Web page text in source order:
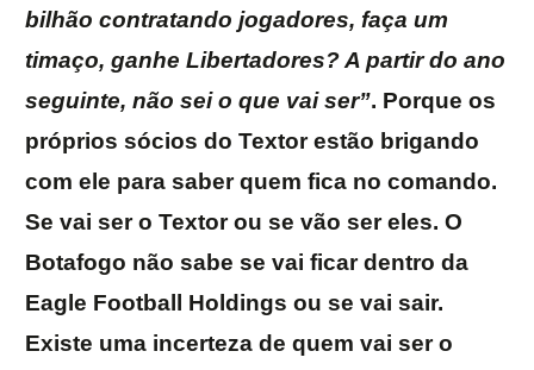
bilhão contratando jogadores, faça um
timaço, ganhe Libertadores? A partir do ano
seguinte, não sei o que vai ser”. Porque os
próprios sócios do Textor estão brigando
com ele para saber quem fica no comando.
Se vai ser o Textor ou se vão ser eles. O
Botafogo não sabe se vai ficar dentro da
Eagle Football Holdings ou se vai sair.
Existe uma incerteza de quem vai ser o